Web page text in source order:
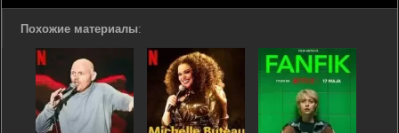
Похожие материалы: